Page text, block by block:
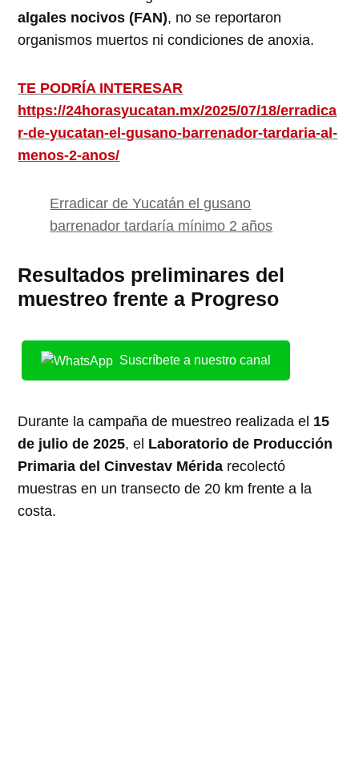
algales nocivos (FAN), no se reportaron
organismos muertos ni condiciones de anoxia.
TE PODRÍA INTERESAR
https://24horasyucatan.mx/2025/07/18/erradica
r-de-yucatan-el-gusano-barrenador-tardaria-al-
menos-2-anos/
Erradicar de Yucatán el gusano
barrenador tardaría mínimo 2 años
Resultados preliminares del
muestreo frente a Progreso
Suscríbete a nuestro canal
Durante la campaña de muestreo realizada el 15
de julio de 2025, el Laboratorio de Producción
Primaria del Cinvestav Mérida recolectó
muestras en un transecto de 20 km frente a la
costa.